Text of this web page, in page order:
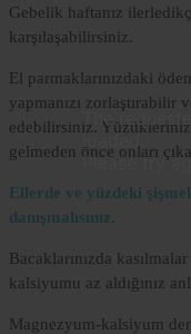
Lorem
Ipsum
Dolor
Lorem
Ipsum
Gebelik haftanız
karşılaşabilirsiniz.
El parmaklarınızdaki
yapmanızı
edebilirsiniz. Yüzükleriniz
gelmeden önce onları
Ellerde ve yüzdeki
danışmalısınız.
Bacaklarınızda
kalsiyumu az aldığınız
Magnezyum-kalsiyum
The
loaded.
Please try